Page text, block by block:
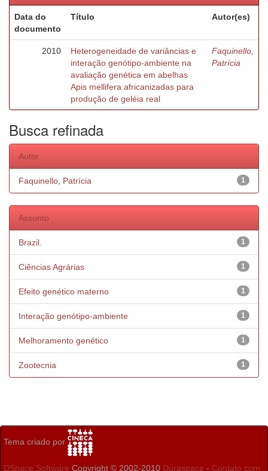
Data do
documento
Título Autor(es)
2010
Heterogeneidade de variâncias e
interação genótipo-ambiente na
avaliação genética em abelhas
Apis mellifera africanizadas para
produção de geléia real
Faquinello,
Patrícia
Busca refinada
Autor
1
Faquinello, Patrícia
Assunto
1
Brazil.
1
Ciências Agrárias
1
Efeito genético materno
1
Interação genótipo-ambiente
1
Melhoramento genético
1
Zootecnia
Tema criado por
DSpace Software Copyright © 2002-2010 Duraspace - Contato com